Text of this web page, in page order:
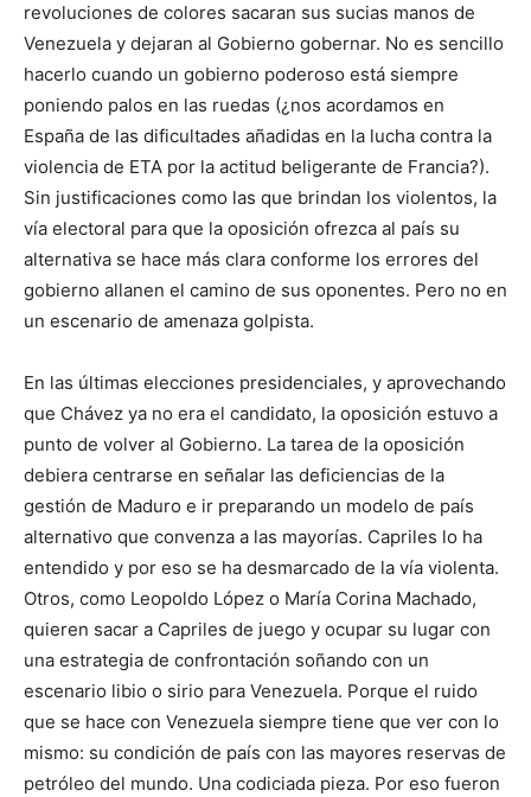
revoluciones de colores sacaran sus sucias manos de
Venezuela y dejaran al Gobierno gobernar. No es sencillo
hacerlo cuando un gobierno poderoso está siempre
poniendo palos en las ruedas (¿nos acordamos en
España de las dificultades añadidas en la lucha contra la
violencia de ETA por la actitud beligerante de Francia?).
Sin justificaciones como las que brindan los violentos, la
vía electoral para que la oposición ofrezca al país su
alternativa se hace más clara conforme los errores del
gobierno allanen el camino de sus oponentes. Pero no en
un escenario de amenaza golpista.
En las últimas elecciones presidenciales, y aprovechando
que Chávez ya no era el candidato, la oposición estuvo a
punto de volver al Gobierno. La tarea de la oposición
debiera centrarse en señalar las deficiencias de la
gestión de Maduro e ir preparando un modelo de país
alternativo que convenza a las mayorías. Capriles lo ha
entendido y por eso se ha desmarcado de la vía violenta.
Otros, como Leopoldo López o María Corina Machado,
quieren sacar a Capriles de juego y ocupar su lugar con
una estrategia de confrontación soñando con un
escenario libio o sirio para Venezuela. Porque el ruido
que se hace con Venezuela siempre tiene que ver con lo
mismo: su condición de país con las mayores reservas de
petróleo del mundo. Una codiciada pieza. Por eso fueron